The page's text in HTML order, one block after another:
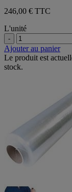
246,00 € TTC
L'unité
-
Ajouter au panier
Le produit est
stock.